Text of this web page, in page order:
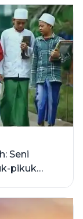
Seni
pikuk